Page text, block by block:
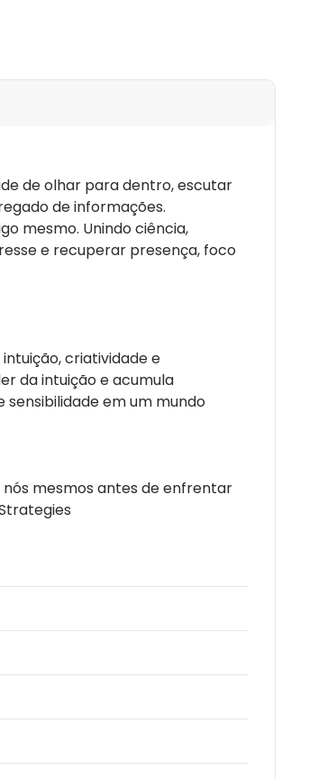
de olhar para dentro, escutar
de informações.
mesmo. Unindo ciência,
e recuperar presença, foco
criatividade e
da intuição e acumula
em um mundo
mesmos antes de enfrentar